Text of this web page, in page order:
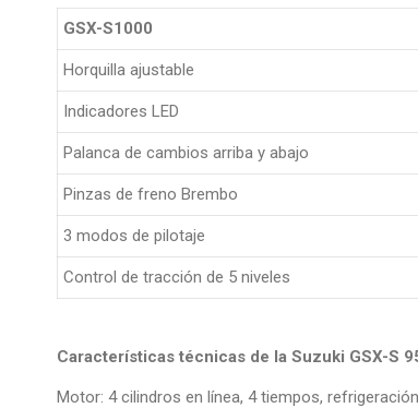
GSX-S1000
Horquilla ajustable
Indicadores LED
Palanca de cambios arriba y abajo
Pinzas de freno Brembo
3 modos de pilotaje
Control de tracción de 5 niveles
Características técnicas de la Suzuki GSX-S
Motor: 4 cilindros en línea, 4 tiempos,